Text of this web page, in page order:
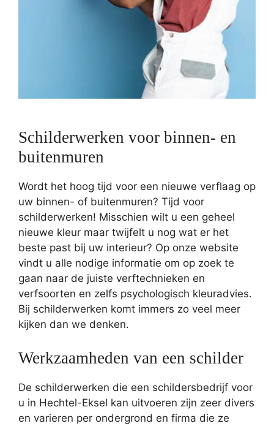
Schilderwerken voor binnen- en
buitenmuren
Wordt het hoog tijd voor een nieuwe verflaag op
uw binnen- of buitenmuren? Tijd voor
schilderwerken! Misschien wilt u een geheel
nieuwe kleur maar twijfelt u nog wat er het
beste past bij uw interieur? Op onze website
vindt u alle nodige informatie om op zoek te
gaan naar de juiste verftechnieken en
verfsoorten en zelfs psychologisch kleuradvies.
Bij schilderwerken komt immers zo veel meer
kijken dan we denken.
Werkzaamheden van een schilder
De schilderwerken die een schildersbedrijf voor
u in Hechtel-Eksel kan uitvoeren zijn zeer divers
en varieren per ondergrond en firma die ze